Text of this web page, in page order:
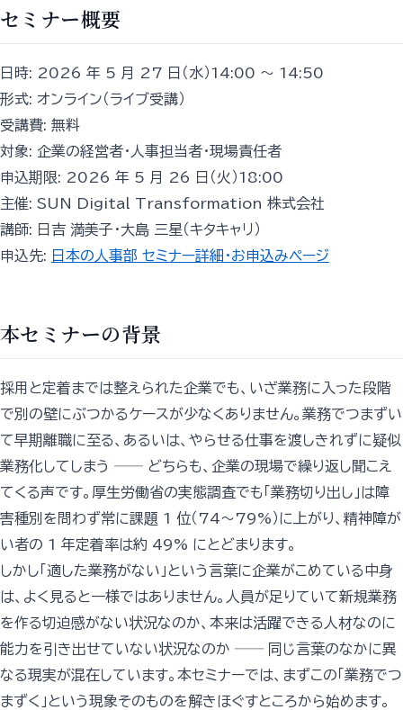
セミナー概要
日時: 2026 年 5 月 27 日（水）14:00 〜 14:50
形式: オンライン（ライブ受講）
受講費: 無料
対象: 企業の経営者・人事担当者・現場責任者
申込期限: 2026 年 5 月 26 日（火）18:00
主催: SUN Digital Transformation 株式会社
講師: 日吉 満美子・大島 三星（キタキャリ）
申込先: 日本の人事部 セミナー詳細・お申込みページ
本セミナーの背景
採用と定着までは整えられた企業でも、いざ業務に入った段階
で別の壁にぶつかるケースが少なくありません。業務でつまずい
て早期離職に至る、あるいは、やらせる仕事を渡しきれずに疑似
業務化してしまう ── どちらも、企業の現場で繰り返し聞こえ
てくる声です。厚生労働省の実態調査でも「業務切り出し」は障
害種別を問わず常に課題 1 位（74〜79%）に上がり、精神障が
い者の 1 年定着率は約 49% にとどまります。
しかし「適した業務がない」という言葉に企業がこめている中身
は、よく見ると一様ではありません。人員が足りていて新規業務
を作る切迫感がない状況なのか、本来は活躍できる人材なのに
能力を引き出せていない状況なのか ── 同じ言葉のなかに異
なる現実が混在しています。本セミナーでは、まずこの「業務でつ
まずく」という現象そのものを解きほぐすところから始めます。